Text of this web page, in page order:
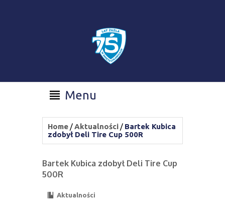
Menu
Home /Aktualności / Bartek Kubica
zdobył Deli Tire Cup 500R
Bartek Kubica zdobył Deli Tire Cup
500R
Aktualności